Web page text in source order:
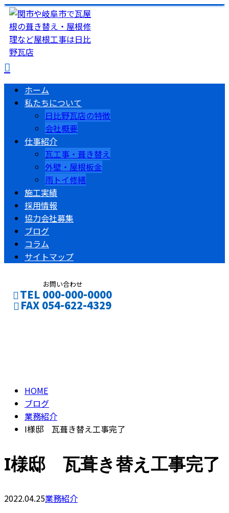
ホーム
私たちについて
日比野瓦店の特徴
会社概要
仕事紹介
瓦工事・葺き替え
外壁・屋根板金
雨トイ修繕
施工実績
採用情報
協力会社募集
ブログ
コラム
サイトマップ
お問い合わせ
TEL 000-000-0000
FAX 054-622-4329
HOME
ブログ
業務紹介
I様邸 瓦葺き替え工事完了
I様邸 瓦葺き替え工事完了
2022.04.25業務紹介